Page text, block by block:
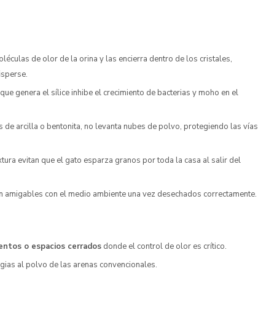
de olor de la orina y las encierra dentro de los cristales,
genera el sílice inhibe el crecimiento de bacterias y moho en el
de arcilla o bentonita, no levanta nubes de polvo, protegiendo las vías
evitan que el gato esparza granos por toda la casa al salir del
amigables con el medio ambiente una vez desechados correctamente.
o espacios cerrados donde el control de olor es crítico.
al polvo de las arenas convencionales.